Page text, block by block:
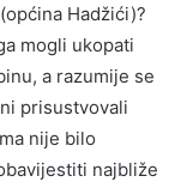
Hadžići)?
mogli ukopati
a razumije se
prisustvovali
nije bilo
najbliže